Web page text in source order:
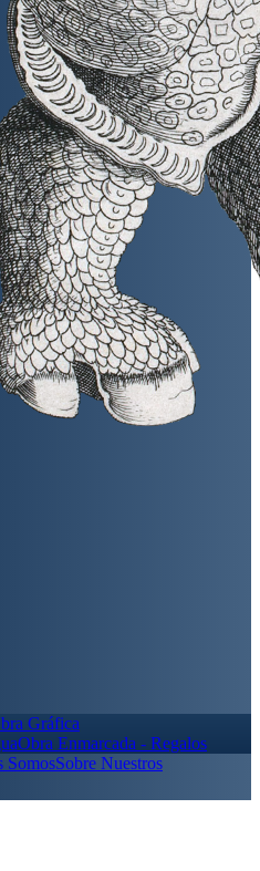
Gráfica
Obra Enmarcada - Regalos
SomosSobre Nuestros